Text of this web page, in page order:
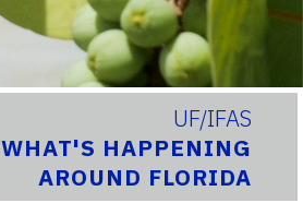
UF/IFAS
WHAT'S HAPPENING
AROUND FLORIDA